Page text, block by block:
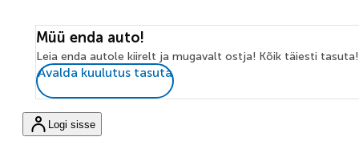
Müü enda auto!
Leia enda autole kiirelt ja mugavalt ostja! Kõik täiesti tasuta!
Avalda kuulutus tasuta
Logi sisse